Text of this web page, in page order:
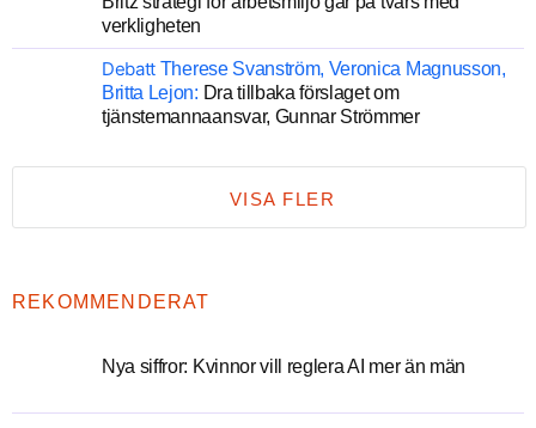
verkligheten
Debatt Therese Svanström, Veronica Magnusson,
Britta Lejon: Dra tillbaka förslaget om
tjänstemannaansvar, Gunnar Strömmer
VISA FLER
REKOMMENDERAT
Nya siffror: Kvinnor vill reglera AI mer än män